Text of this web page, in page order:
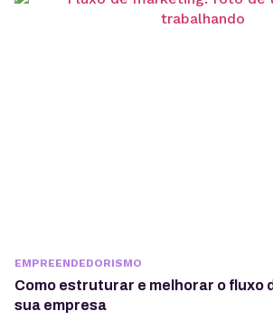
arquitetura, governança e gestão de
EMPREENDEDORISMO
Como estruturar e melhorar o fluxo
sua empresa